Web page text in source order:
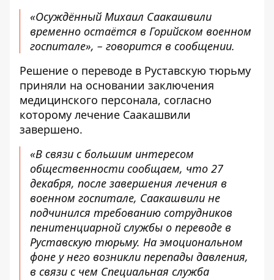
«Осуждённый Михаил Саакашвили
временно остаётся в Горийском военном
госпитале», – говорится в сообщении.
Решение о переводе в Руставскую тюрьму
приняли на основании заключения
медицинского персонала, согласно
которому лечение Саакашвили
завершено.
«В связи с большим интересом
общественности сообщаем, что 27
декабря, после завершения лечения в
военном госпитале, Саакашвили не
подчинился требованию сотрудников
пенитенциарной службы о переводе в
Руставскую тюрьму. На эмоциональном
фоне у него возникли перепады давления,
в связи с чем Специальная служба